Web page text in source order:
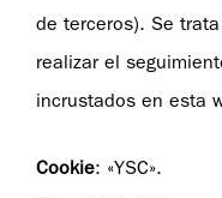
de terceros). Se
realizar el
incrustados en esta
Cookie: «YSC».